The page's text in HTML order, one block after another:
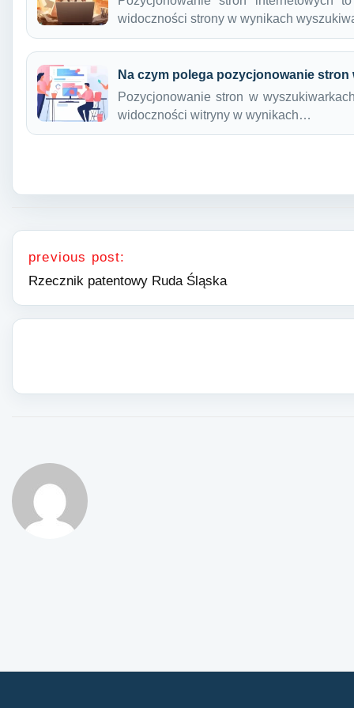
widoczności strony w wynikach
Na czym polega pozycjonowanie stron
Pozycjonowanie stron w
widoczności witryny w wynikach…
Nawigacja wpisu
previous post:
Rzecznik patentowy Ruda Śląska